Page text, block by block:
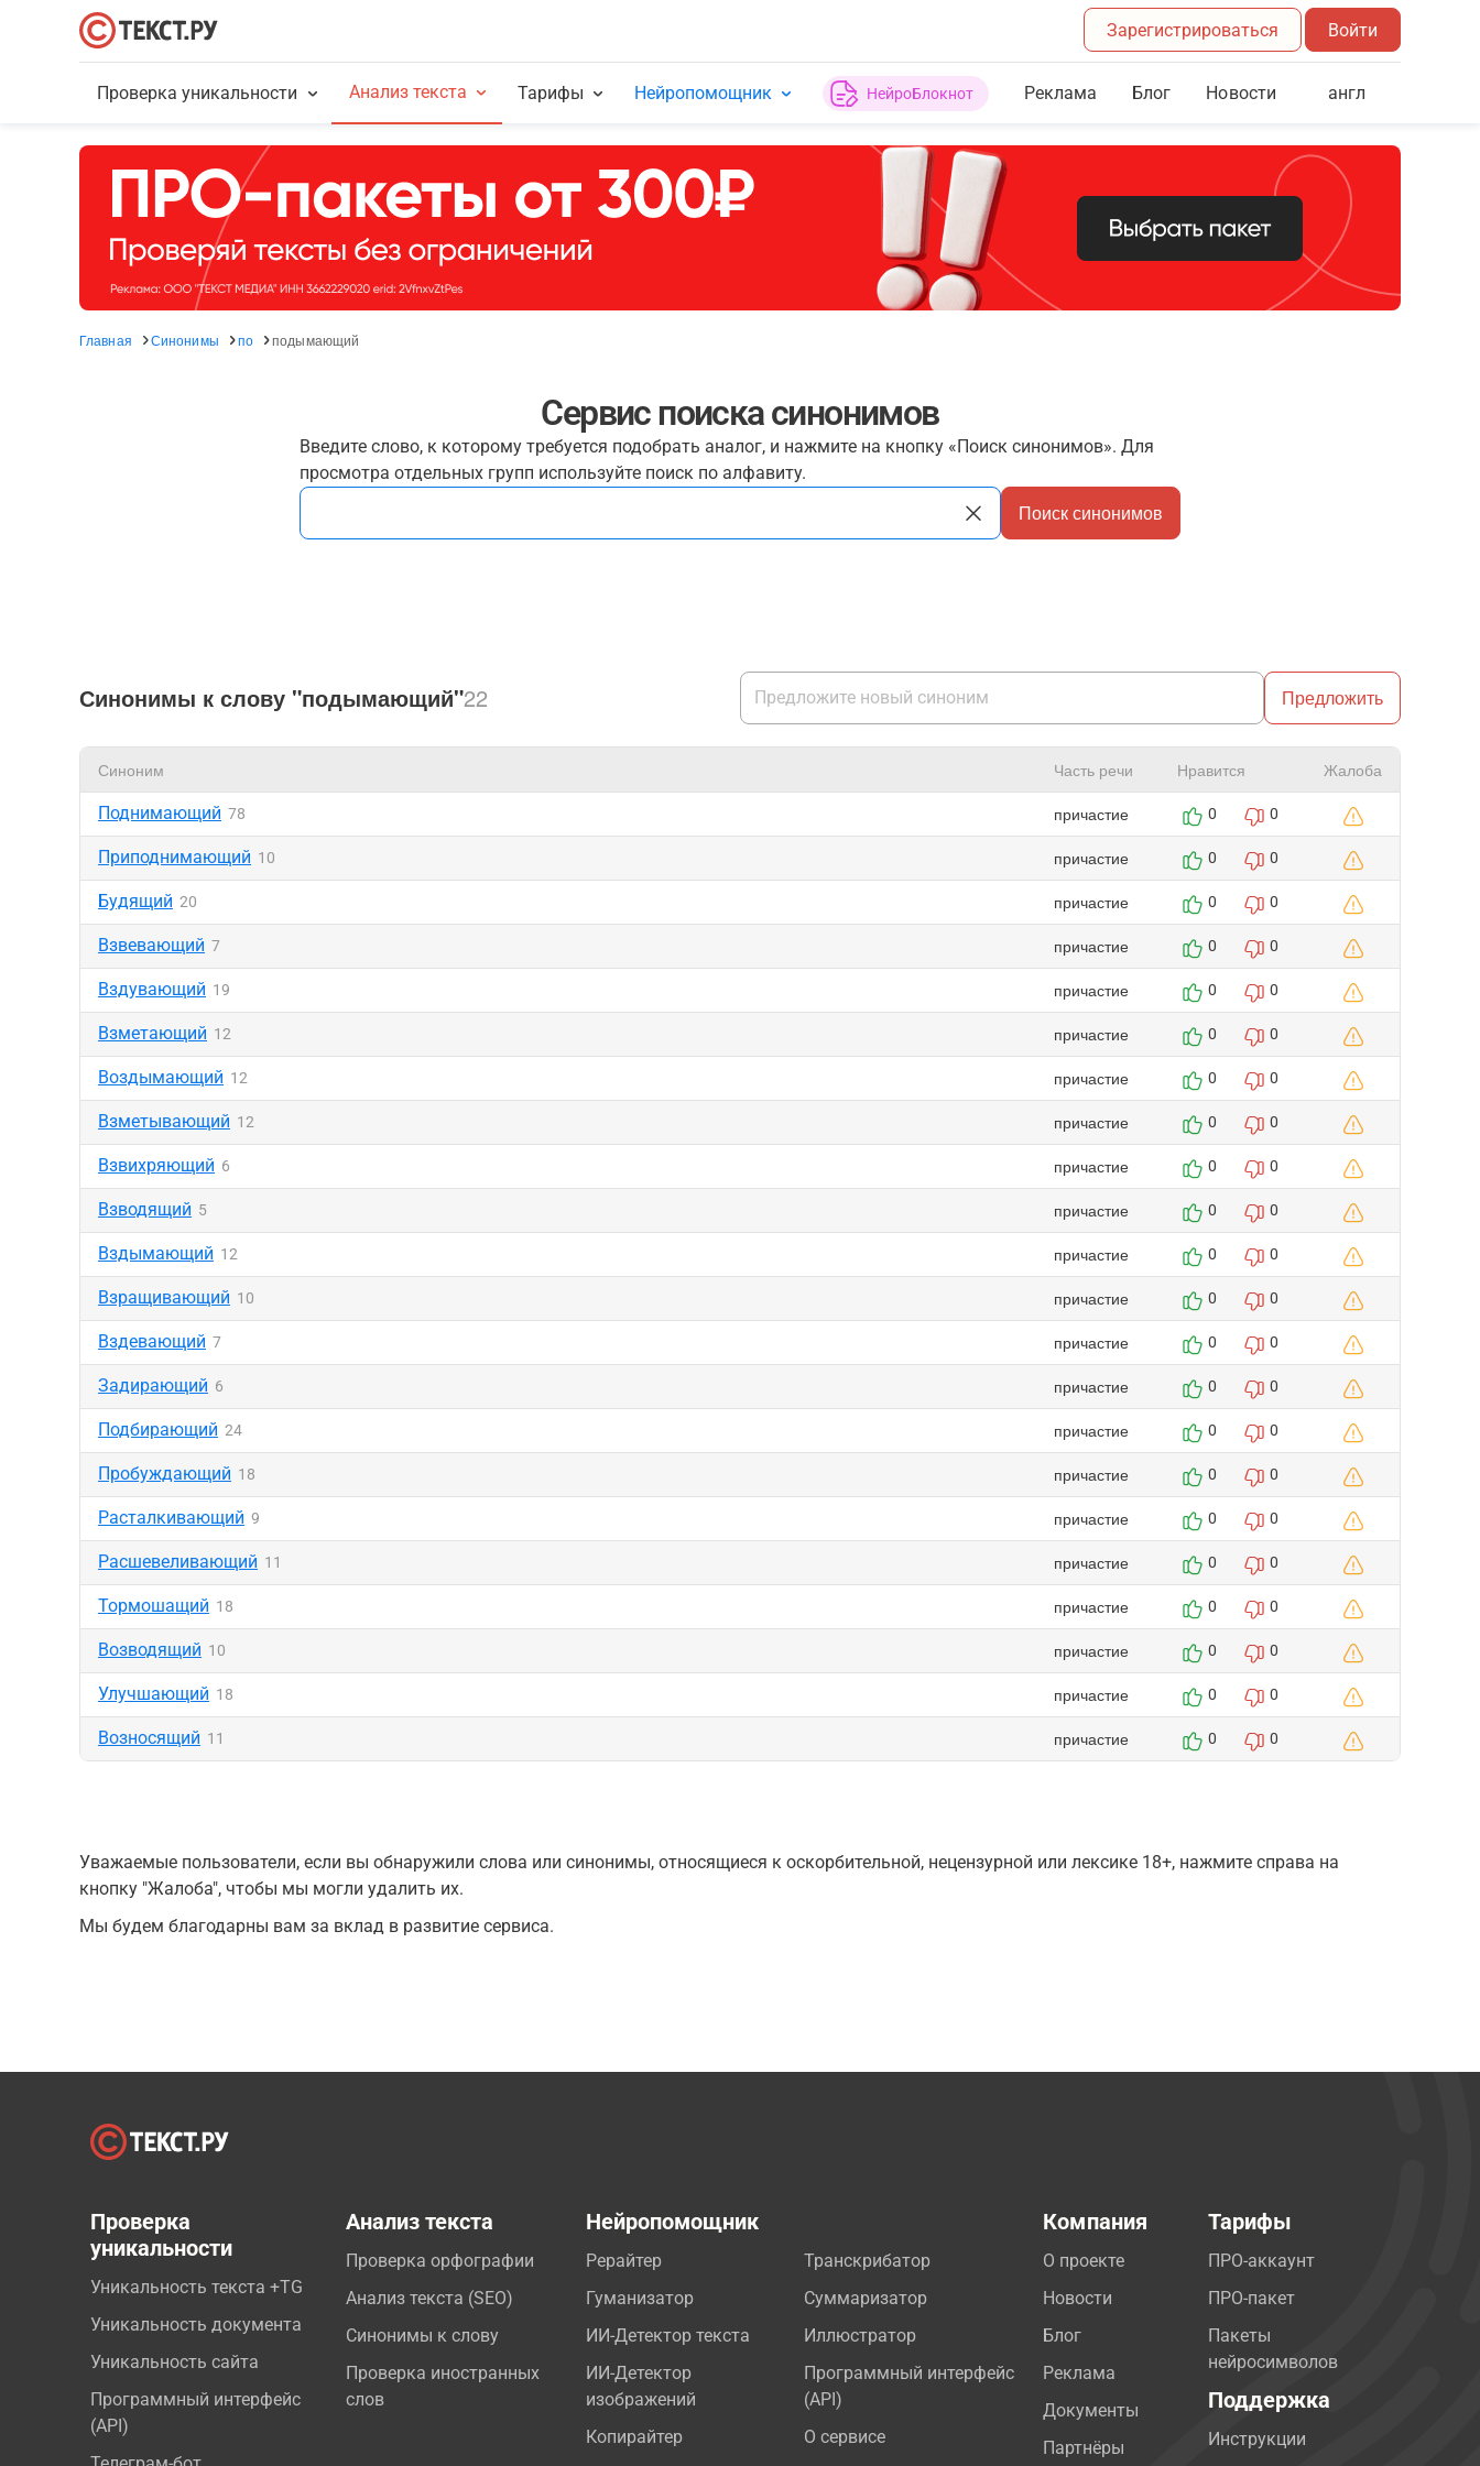
Зарегистрироваться Войти
Проверка уникальности Анализ текста Тарифы Нейропомощник НейроБлокнот Реклама Блог Новости англ
Главная Синонимы по подымающий
Сервис поиска синонимов
Введите слово, к которому требуется подобрать аналог, и нажмите на кнопку «Поиск синонимов». Для
просмотра отдельных групп используйте поиск по алфавиту.
Поиск синонимов
Синонимы к слову "подымающий"22 Предложить
Синоним Часть речи Нравится Жалоба
Поднимающий 78 причастие 0 0
Приподнимающий 10 причастие 0 0
Будящий 20 причастие 0 0
Взвевающий 7 причастие 0 0
Вздувающий 19 причастие 0 0
Взметающий 12 причастие 0 0
Воздымающий 12 причастие 0 0
Взметывающий 12 причастие 0 0
Взвихряющий 6 причастие 0 0
Взводящий 5 причастие 0 0
Вздымающий 12 причастие 0 0
Взращивающий 10 причастие 0 0
Вздевающий 7 причастие 0 0
Задирающий 6 причастие 0 0
Подбирающий 24 причастие 0 0
Пробуждающий 18 причастие 0 0
Расталкивающий 9 причастие 0 0
Расшевеливающий 11 причастие 0 0
Тормошащий 18 причастие 0 0
Возводящий 10 причастие 0 0
Улучшающий 18 причастие 0 0
Возносящий 11 причастие 0 0
Уважаемые пользователи, если вы обнаружили слова или синонимы, относящиеся к оскорбительной, нецензурной или лексике 18+, нажмите справа на
кнопку "Жалоба", чтобы мы могли удалить их.
Мы будем благодарны вам за вклад в развитие сервиса.
Проверка
уникальности
Уникальность текста +TG
Уникальность документа
Уникальность сайта
Программный интерфейс
(API)
Анализ текста
Проверка орфографии
Анализ текста (SEO)
Синонимы к слову
Проверка иностранных
слов
Нейропомощник
Рерайтер
Гуманизатор
ИИ-Детектор текста
ИИ-Детектор
изображений
Копирайтер
Транскрибатор
Суммаризатор
Иллюстратор
Программный интерфейс
(API)
О сервисе
Компания
О проекте
Новости
Блог
Реклама
Документы
Партнёры
Тарифы
ПРО-аккаунт
ПРО-пакет
Пакеты
нейросимволов
Поддержка
Инструкции